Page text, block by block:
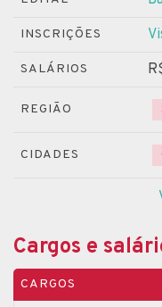
INSCRIÇÕES
SALÁRIOS
REGIÃO
CIDADES
Cargos e
CARGOS